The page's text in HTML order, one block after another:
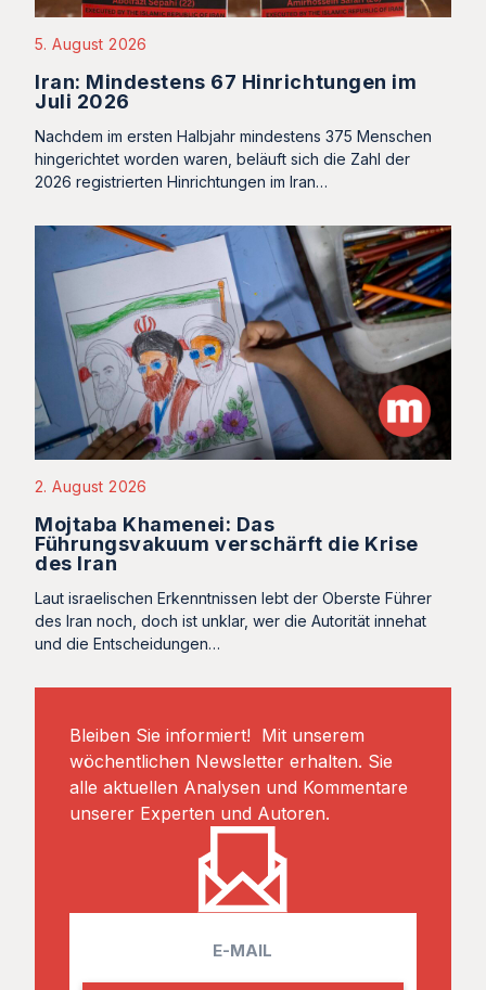
5. August 2026
Iran: Mindestens 67 Hinrichtungen im
Juli 2026
Nachdem im ersten Halbjahr mindestens 375 Menschen
hingerichtet worden waren, beläuft sich die Zahl der
2026 registrierten Hinrichtungen im Iran…
2. August 2026
Mojtaba Khamenei: Das
Führungsvakuum verschärft die Krise
des Iran
Laut israelischen Erkenntnissen lebt der Oberste Führer
des Iran noch, doch ist unklar, wer die Autorität innehat
und die Entscheidungen…
Bleiben Sie informiert! Mit unserem
wöchentlichen Newsletter erhalten. Sie
alle aktuellen Analysen und Kommentare
unserer Experten und Autoren.